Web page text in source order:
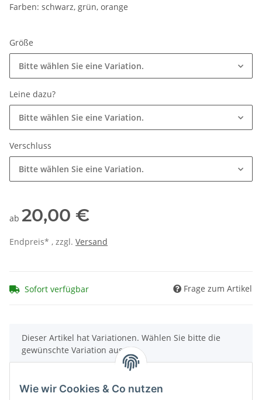
Farben: schwarz, grün, orange
Größe
Bitte wählen Sie eine Variation.
Leine dazu?
Bitte wählen Sie eine Variation.
Verschluss
Bitte wählen Sie eine Variation.
ab 20,00 €
Endpreis* , zzgl. Versand
Sofort verfügbar Frage zum Artikel
x
Dieser Artikel hat Variationen. Wählen Sie bitte die
gewünschte Variation aus.
Wie wir Cookies & Co nutzen